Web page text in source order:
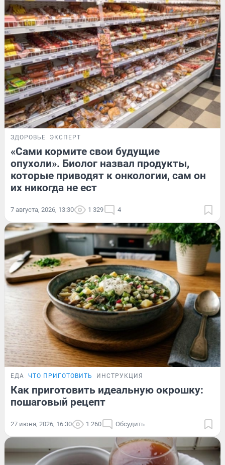
ЗДОРОВЬЕ ЭКСПЕРТ
«Сами кормите свои будущие
опухоли». Биолог назвал продукты,
которые приводят к онкологии, сам он
их никогда не ест
7 августа, 2026, 13:30 1 329 4
ЕДА ЧТО ПРИГОТОВИТЬ ИНСТРУКЦИЯ
Как приготовить идеальную окрошку:
пошаговый рецепт
27 июня, 2026, 16:30 1 260 Обсудить